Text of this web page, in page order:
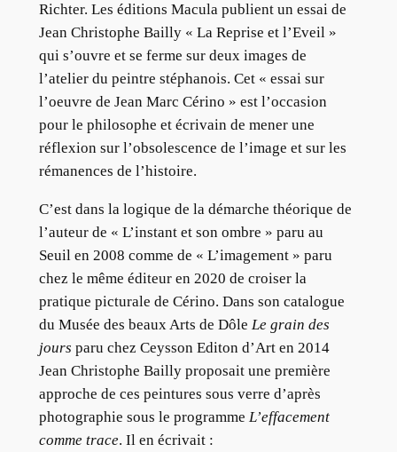
Richter. Les éditions Macula publient un essai de
Jean Christophe Bailly « La Reprise et l’Eveil »
qui s’ouvre et se ferme sur deux images de
l’atelier du peintre stéphanois. Cet « essai sur
l’oeuvre de Jean Marc Cérino » est l’occasion
pour le philosophe et écrivain de mener une
réflexion sur l’obsolescence de l’image et sur les
rémanences de l’histoire.
C’est dans la logique de la démarche théorique de
l’auteur de « L’instant et son ombre » paru au
Seuil en 2008 comme de « L’imagement » paru
chez le même éditeur en 2020 de croiser la
pratique picturale de Cérino. Dans son catalogue
du Musée des beaux Arts de Dôle Le grain des
jours paru chez Ceysson Editon d’Art en 2014
Jean Christophe Bailly proposait une première
approche de ces peintures sous verre d’après
photographie sous le programme L’effacement
comme trace. Il en écrivait :